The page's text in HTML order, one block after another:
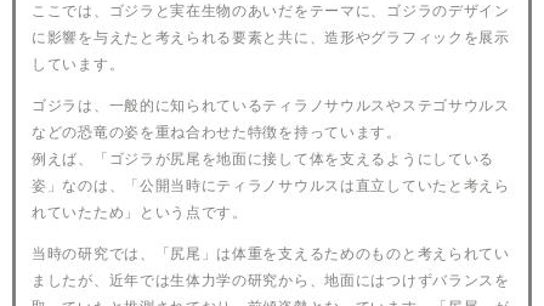
ここでは、ゴジラと実在生物のあいだをテーマに、ゴジラのデザイン
に影響を与えたと考えられる要素と共に、造形やグラフィックを展示
しています。
ゴジラは、一般的に知られているティラノサウルスやステゴサウルス
などの恐竜の姿を重ね合わせた特徴を持っています。
例えば、「ゴジラが尻尾を地面に接して体を支えるようにしている
姿」なのは、「公開当時にティラノサウルスは直立していたと考えら
れていたため」という点です。
当時の研究では、「尻尾」は体重を支えるためのものと考えられてい
ましたが、近年では生体力学の研究から、地面にはつけずバランスを